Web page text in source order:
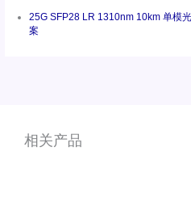
25G SFP28 LR 1310nm 10km 单模
案
相关产品